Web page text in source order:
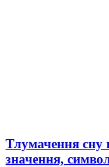
Тлумачення сну
значення,